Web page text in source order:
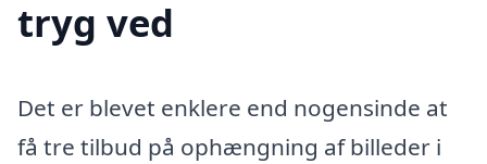
tryg ved
Det er blevet enklere end nogensinde at
få tre tilbud på ophængning af billeder i